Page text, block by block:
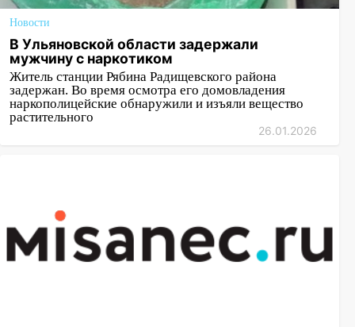
Новости
В Ульяновской области задержали
мужчину с наркотиком
Житель станции Рябина Радищевского района
задержан. Во время осмотра его домовладения
наркополицейские обнаружили и изъяли вещество
растительного
26.01.2026